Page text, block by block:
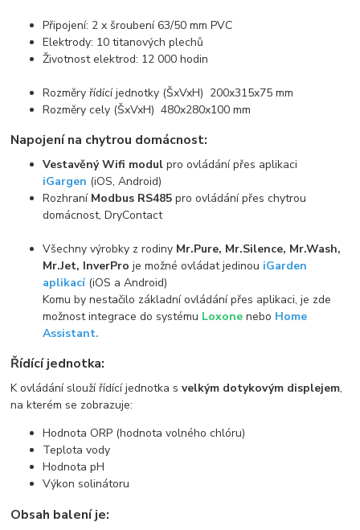
Připojení: 2 x šroubení 63/50 mm PVC
Elektrody: 10 titanových plechů
Životnost elektrod: 12 000 hodin
Rozměry řídící jednotky (ŠxVxH) 200x315x75 mm
Rozměry cely (ŠxVxH) 480x280x100 mm
Napojení na chytrou domácnost:
Vestavěný Wifi modul pro ovládání přes aplikaci
iGargen (iOS, Android)
Rozhraní Modbus RS485 pro ovládání přes chytrou
domácnost, DryContact
Všechny výrobky z rodiny Mr.Pure, Mr.Silence, Mr.Wash,
Mr.Jet, InverPro je možné ovládat jedinou iGarden
aplikací (iOS a Android)
Komu by nestačilo základní ovládání přes aplikaci, je zde
možnost integrace do systému Loxonenebo Home
Assistant.
Řídící jednotka:
K ovládání slouží řídící jednotka svelkým dotykovým displejem,
na kterém se zobrazuje:
Hodnota ORP (hodnota volného chlóru)
Teplota vody
Hodnota pH
Výkon solinátoru
Obsah balení je: